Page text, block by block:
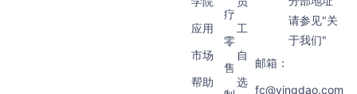
应用
市场
帮助
疗
零
售
工
自
选
请参见"关
于我们"
邮箱：
fc@yingdao.com